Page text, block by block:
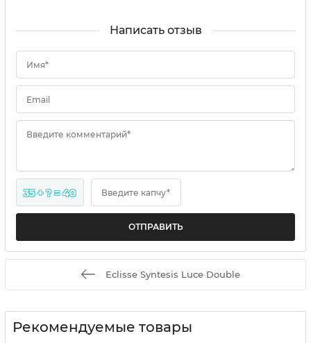
Написать отзыв
Имя*
Email
Введите комментарий*
35 + ? = 40 Введите капчу*
Eclisse Syntesis Luce Double
Рекомендуемые товары